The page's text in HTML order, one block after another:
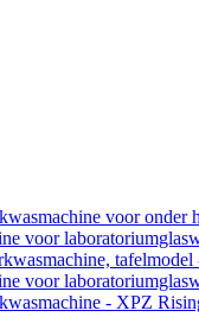
voor onder
voor
voor
- XPZ